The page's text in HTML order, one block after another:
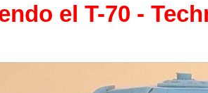
el T-70 -